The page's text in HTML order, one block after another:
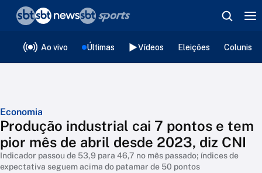
Ao vivo Últimas Vídeos Eleições
Economia
Produção industrial cai 7 pontos e tem
pior mês de abril desde 2023, diz CNI
Indicador passou de 53,9 para 46,7 no mês passado; índices de
expectativa seguem acima do patamar de 50 pontos
❮voltar
Editorias